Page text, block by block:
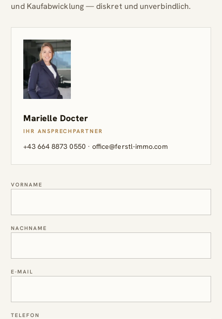
und Kaufabwicklung — diskret und unverbindlich.
Marielle Docter
IHR ANSPRECHPARTNER
+43 664 8873 0550·office@ferstl-immo.com
VORNAME
NACHNAME
E-MAIL
TELEFON